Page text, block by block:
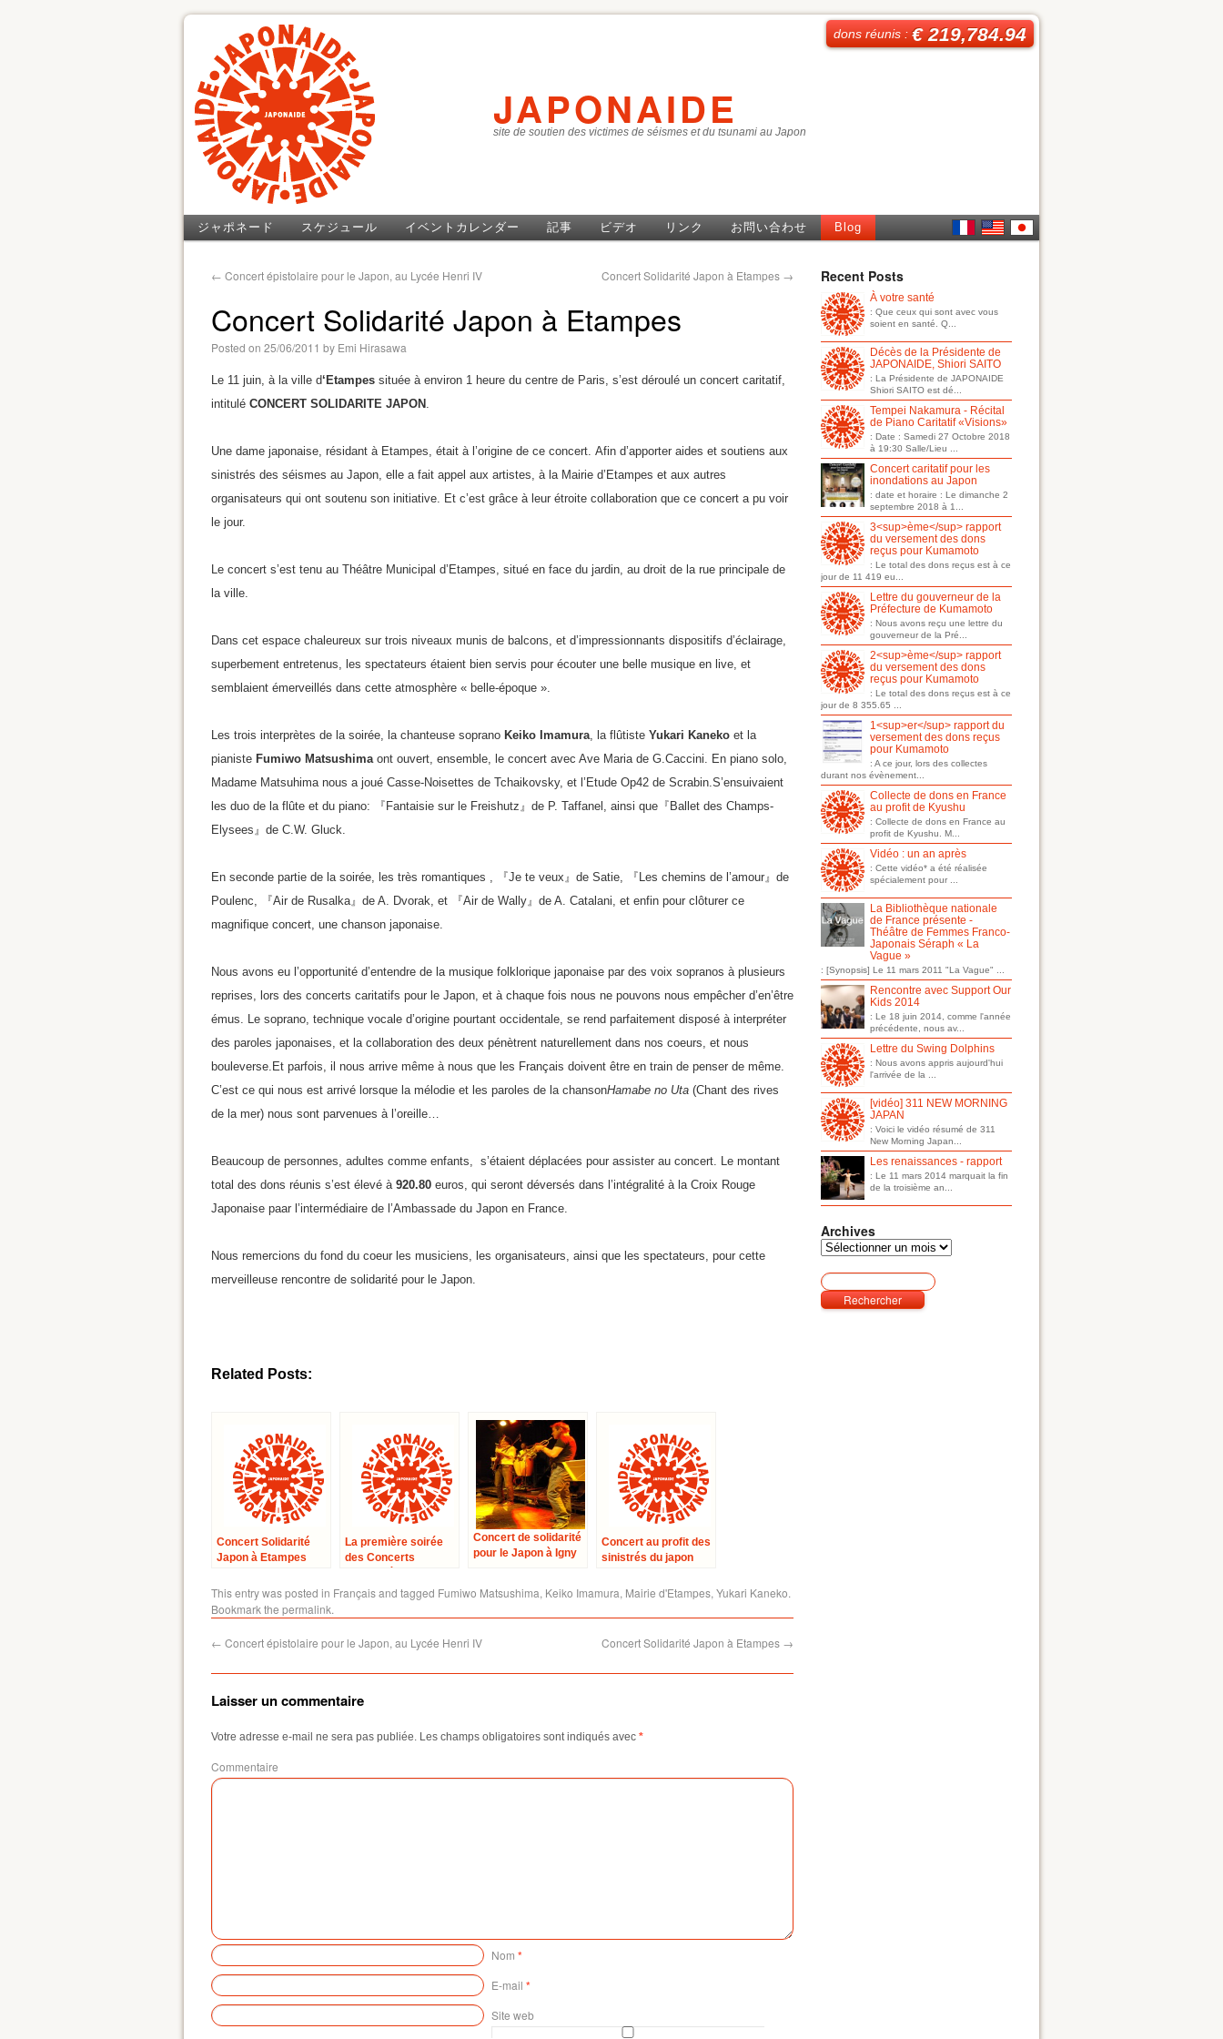
JAPONAIDE
site de soutien des victimes de séismes et du tsunami au Japon
dons réunis :€ 219,784.94
ジャポネード スケジュール イベントカレンダー 記事 ビデオ リンク お問い合わせ Blog
← Concert épistolaire pour le Japon, au Lycée Henri IV Concert Solidarité Japon à Etampes →
Concert Solidarité Japon à Etampes
Posted on 25/06/2011 by Emi Hirasawa
Le 11 juin, à la ville d‘Etampes située à environ 1 heure du centre de Paris, s’est déroulé un concert caritatif,
intitulé CONCERT SOLIDARITE JAPON .
Une dame japonaise, résidant à Etampes, était à l’origine de ce concert. Afin d’apporter aides et soutiens aux
sinistrés des séismes au Japon, elle a fait appel aux artistes, à la Mairie d’Etampes et aux autres
organisateurs qui ont soutenu son initiative. Et c’est grâce à leur étroite collaboration que ce concert a pu voir
le jour.
Le concert s’est tenu au Théâtre Municipal d’Etampes, situé en face du jardin, au droit de la rue principale de
la ville.
Dans cet espace chaleureux sur trois niveaux munis de balcons, et d’impressionnants dispositifs d’éclairage,
superbement entretenus, les spectateurs étaient bien servis pour écouter une belle musique en live, et
semblaient émerveillés dans cette atmosphère « belle-époque ».
Les trois interprètes de la soirée, la chanteuse soprano Keiko Imamura, la flûtiste Yukari Kaneko et la
pianiste Fumiwo Matsushimaont ouvert, ensemble, le concert avec Ave Maria de G.Caccini. En piano solo,
Madame Matsuhima nous a joué Casse-Noisettes de Tchaikovsky, et l’Etude Op42 de Scrabin.S’ensuivaient
les duo de la flûte et du piano: 『Fantaisie sur le Freishutz』de P. Taffanel, ainsi que『Ballet des Champs-
Elysees』de C.W. Gluck.
En seconde partie de la soirée, les très romantiques , 『Je te veux』de Satie, 『Les chemins de l’amour』de
Poulenc, 『Air de Rusalka』de A. Dvorak, et 『Air de Wally』de A. Catalani, et enfin pour clôturer ce
magnifique concert, une chanson japonaise.
Nous avons eu l’opportunité d’entendre de la musique folklorique japonaise par des voix sopranos à plusieurs
reprises, lors des concerts caritatifs pour le Japon, et à chaque fois nous ne pouvons nous empêcher d’en’être
émus. Le soprano, technique vocale d’origine pourtant occidentale, se rend parfaitement disposé à interpréter
des paroles japonaises, et la collaboration des deux pénètrent naturellement dans nos coeurs, et nous
bouleverse.Et parfois, il nous arrive même à nous que les Français doivent être en train de penser de même.
C’est ce qui nous est arrivé lorsque la mélodie et les paroles de la chansonHamabe no Uta (Chant des rives
de la mer) nous sont parvenues à l’oreille…
Beaucoup de personnes, adultes comme enfants, s’étaient déplacées pour assister au concert. Le montant
total des dons réunis s’est élevé à 920.80 euros, qui seront déversés dans l’intégralité à la Croix Rouge
Japonaise paar l’intermédiaire de l’Ambassade du Japon en France.
Nous remercions du fond du coeur les musiciens, les organisateurs, ainsi que les spectateurs, pour cette
merveilleuse rencontre de solidarité pour le Japon.
Related Posts:
Concert Solidarité
Japon à Etampes
La première soirée
des Concerts
à la Maison de la
Culture du Japon à
Paris
Concert de solidarité
pour le Japon à Igny
Concert au profit des
sinistrés du japon
This entry was posted in Françaisand tagged Fumiwo Matsushima, Keiko Imamura, Mairie d'Etampes, Yukari Kaneko.
Bookmark the permalink.
← Concert épistolaire pour le Japon, au Lycée Henri IV Concert Solidarité Japon à Etampes →
Laisser un commentaire
Votre adresse e-mail ne sera pas publiée. Les champs obligatoires sont indiqués avec *
Commentaire
Nom *
E-mail *
Site web
Recent Posts
À votre santé
: Que ceux qui sont avec vous
soient en santé. Q...
Décès de la Présidente de
JAPONAIDE, Shiori SAITO
: La Présidente de JAPONAIDE
Shiori SAITO est dé...
Tempei Nakamura - Récital
de Piano Caritatif «Visions»
: Date : Samedi 27 Octobre 2018
à 19:30 Salle/Lieu ...
Concert caritatif pour les
inondations au Japon
: date et horaire : Le dimanche 2
septembre 2018 à 1...
3<sup>ème</sup> rapport
du versement des dons
reçus pour Kumamoto
: Le total des dons reçus est à ce
jour de 11 419 eu...
Lettre du gouverneur de la
Préfecture de Kumamoto
: Nous avons reçu une lettre du
gouverneur de la Pré...
2<sup>ème</sup> rapport
du versement des dons
reçus pour Kumamoto
: Le total des dons reçus est à ce
jour de 8 355.65 ...
1<sup>er</sup> rapport du
versement des dons reçus
pour Kumamoto
: A ce jour, lors des collectes
durant nos évènement...
Collecte de dons en France
au profit de Kyushu
: Collecte de dons en France au
profit de Kyushu. M...
Vidéo : un an après
: Cette vidéo* a été réalisée
spécialement pour ...
La Bibliothèque nationale
de France présente -
Théâtre de Femmes Franco-
Japonais Séraph « La
Vague »
: [Synopsis] Le 11 mars 2011 "La Vague" ...
Rencontre avec Support Our
Kids 2014
: Le 18 juin 2014, comme l'année
précédente, nous av...
Lettre du Swing Dolphins
: Nous avons appris aujourd'hui
l'arrivée de la ...
[vidéo] 311 NEW MORNING
JAPAN
: Voici le vidéo résumé de 311
New Morning Japan...
Les renaissances - rapport
: Le 11 mars 2014 marquait la fin
de la troisième an...
Archives